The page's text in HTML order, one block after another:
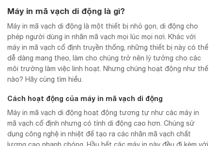
Máy in mã vạch di động là gì?
Máy in mã vạch di động là một thiết bị nhỏ gọn, di động cho
phép người dùng in nhãn mã vạch mọi lúc mọi nơi. Khác với
máy in mã vạch cố định truyền thống, những thiết bị này có thể
dễ dàng mang theo, làm cho chúng trở nên lý tưởng cho các
môi trường làm việc linh hoạt. Nhưng chúng hoạt động như thế
nào? Hãy cùng tìm hiểu.
Cách hoạt động của máy in mã vạch di động
Máy in mã vạch di động hoạt động tương tự như các máy in
mã vạch cố định nhưng có tính di động cao hơn. Chúng sử
dụng công nghệ in nhiệt để tạo ra các nhãn mã vạch chất